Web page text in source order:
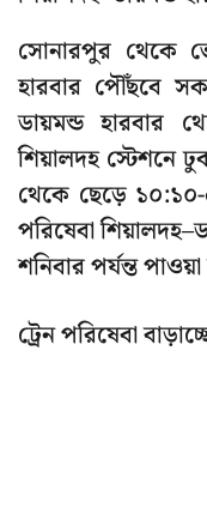
সোনারপুর থেকে
হারবার পৌঁছবে
ডায়মন্ড হারবার
শিয়ালদহ স্টেশনে
থেকে ছেড়ে
পরিষেবা
শনিবার পর্যন্ত
ট্রেন পরিষেবা